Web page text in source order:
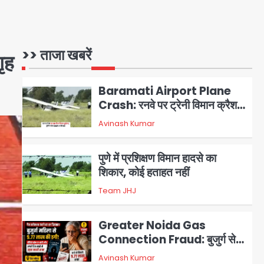
>> ताजा खबरें
2
Crash: रनवे पर ट्रेनी विमान क्रैश,
जांच शुरू
Avinash Kumar
3
शिकार, कोई हताहत नहीं
Team JHJ
4
Connection Fraud: बुजुर्ग से
वीडियो कॉल पर 9.77 लाख की साइबर
फ्रॉड
Avinash Kumar